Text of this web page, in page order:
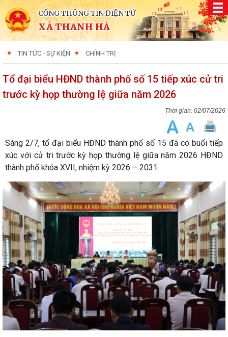
CỔNG THÔNG TIN ĐIỆN TỬ
XÃ THANH HÀ
TIN TỨC - SỰ KIỆN CHÍNH TRỊ
Tổ đại biểu HĐND thành phố số 15 tiếp xúc cử tri
trước kỳ họp thường lệ giữa năm 2026
02/07/2026
Sáng 2/7, tổ đại biểu HĐND thành phố số 15 đã có buổi tiếp
xúc với cử tri trước kỳ họp thường lệ giữa năm 2026 HĐND
thành phố khóa XVII, nhiệm kỳ 2026 – 2031.